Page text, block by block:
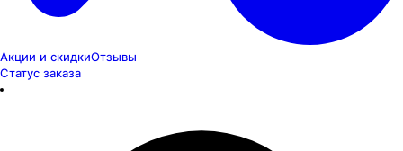
Акции и скидкиОтзывы
Статус заказа